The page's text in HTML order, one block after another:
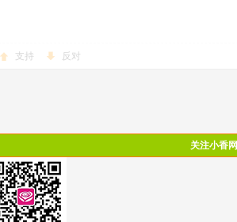
支持 反对
关注小香网